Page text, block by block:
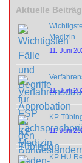
Aktuelle
Medizin
11. Juni
11. Juni
KP
11. Juni
KP HU